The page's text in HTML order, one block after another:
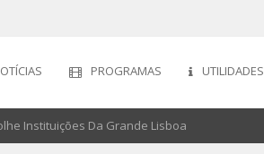
PROGRAMAS UTILIDADES
Instituições Da Grande Lisboa